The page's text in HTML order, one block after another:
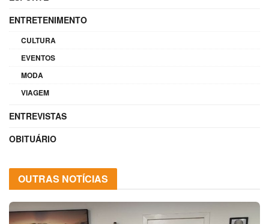
ENTRETENIMENTO
CULTURA
EVENTOS
MODA
VIAGEM
ENTREVISTAS
OBITUÁRIO
OUTRAS NOTÍCIAS